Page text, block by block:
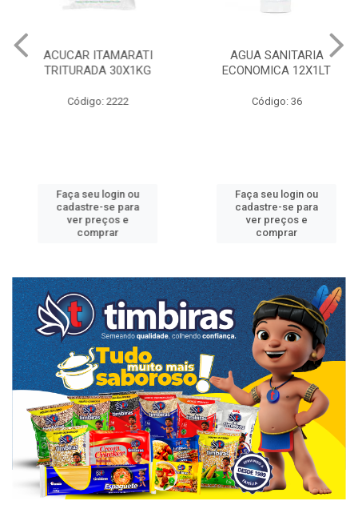
ACUCAR ITAMARATI
TRITURADA 30X1KG
Código: 2222
Faça seu login ou
cadastre-se para
ver preços e
comprar
AGUA SANITARIA
ECONOMICA 12X1LT
Código: 36
Faça seu login ou
cadastre-se para
ver preços e
comprar